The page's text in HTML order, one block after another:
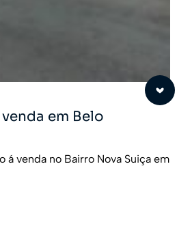
em Belo
á venda no Bairro Nova Suiça em